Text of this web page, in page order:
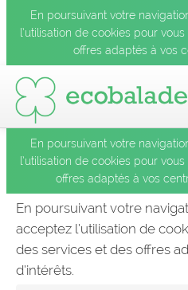
En poursuivant votre
l’utilisation de cookies pour
offres adaptés à vos
En poursuivant votre
l’utilisation de cookies pour
offres adaptés à vos
En poursuivant votre
acceptez l’utilisation de
des services et des offres
d’intérêts.